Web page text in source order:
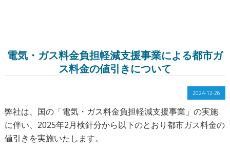
電気・ガス料金負担軽減支援事業による都市ガ
ス料金の値引きについて
2024-12-26
弊社は、国の「電気・ガス料金負担軽減支援事業」の実施
に伴い、2025年2月検針分から以下のとおり都市ガス料金の
値引きを実施いたします。